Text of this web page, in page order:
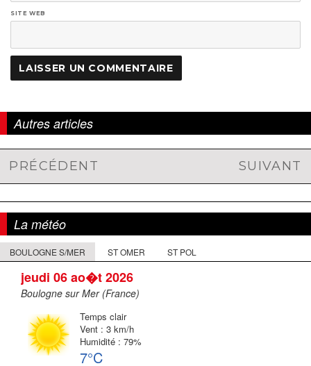
SITE WEB
Autres articles
Navigation
de
l'article
PRÉCÉDENT
Article
SUIVANT
Article
La météo
BOULOGNE S/MER ST OMER ST POL
jeudi 06 ao�t 2026
Boulogne sur Mer (France)
Temps clair
Vent : 3 km/h
Humidité : 79%
7°C